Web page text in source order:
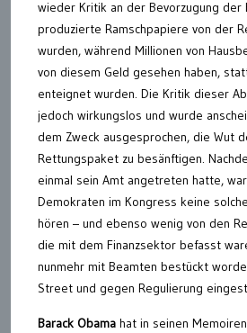
wieder Kritik an der Bevorzugung
produzierte Ramschpapiere von der
wurden, während Millionen von
von diesem Geld gesehen haben,
enteignet wurden. Die Kritik dieser
jedoch wirkungslos und wurde
dem Zweck ausgesprochen, die Wut
Rettungspaket zu besänftigen.
einmal sein Amt angetreten hatte,
Demokraten im Kongress keine
hören – und ebenso wenig von den
die mit dem Finanzsektor befasst
nunmehr mit Beamten bestückt
Street und gegen Regulierung
Barack Obama hat in seinen